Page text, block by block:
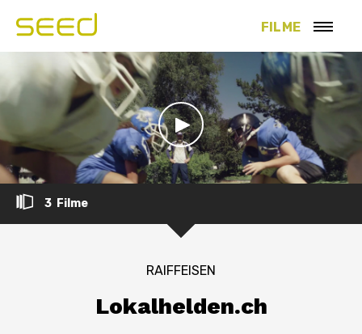
FILME
3 Filme
RAIFFEISEN
Lokalhelden.ch